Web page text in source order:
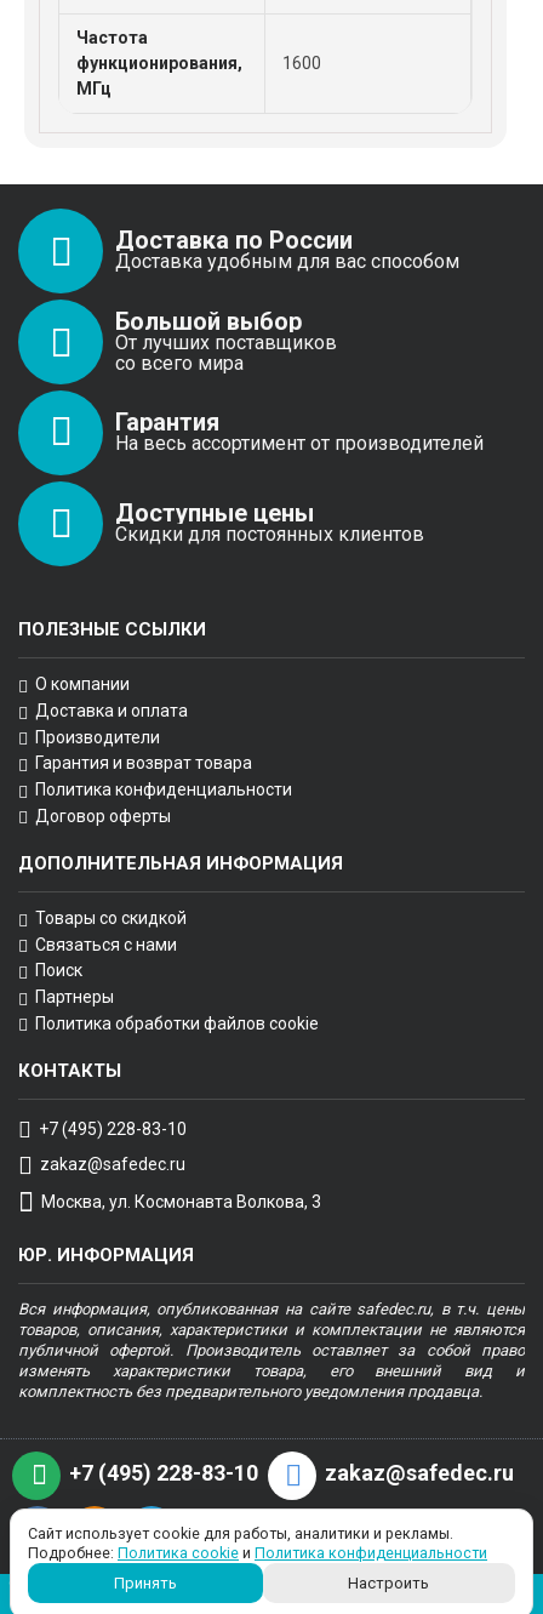
Частота
функционирования,
МГц
1600
Доставка по России
Доставка удобным для вас способом
Большой выбор
От лучших поставщиков
со всего мира
Гарантия
На весь ассортимент от производителей
Доступные цены
Скидки для постоянных клиентов
ПОЛЕЗНЫЕ ССЫЛКИ
О компании
Доставка и оплата
Производители
Гарантия и возврат товара
Политика конфиденциальности
Договор оферты
ДОПОЛНИТЕЛЬНАЯ ИНФОРМАЦИЯ
Товары со скидкой
Связаться с нами
Поиск
Партнеры
Политика обработки файлов cookie
КОНТАКТЫ
+7 (495) 228-83-10
zakaz@safedec.ru
Москва, ул. Космонавта Волкова, 3
ЮР. ИНФОРМАЦИЯ
Вся информация, опубликованная на сайте safedec.ru, в т.ч. цены
товаров, описания, характеристики и комплектации не являются
публичной офертой. Производитель оставляет за собой право
изменять характеристики товара, его внешний вид и
комплектность без предварительного уведомления продавца.
+7 (495) 228-83-10 zakaz@safedec.ru
Copyright © 2022, safedec.ru, все права защищены. Цена и информация,
отображенные на сайте, носят ознакомительный характер и не
Сайт использует cookie для работы, аналитики и рекламы.
Подробнее: Политика cookie и Политика конфиденциальности
Принять
Настроить